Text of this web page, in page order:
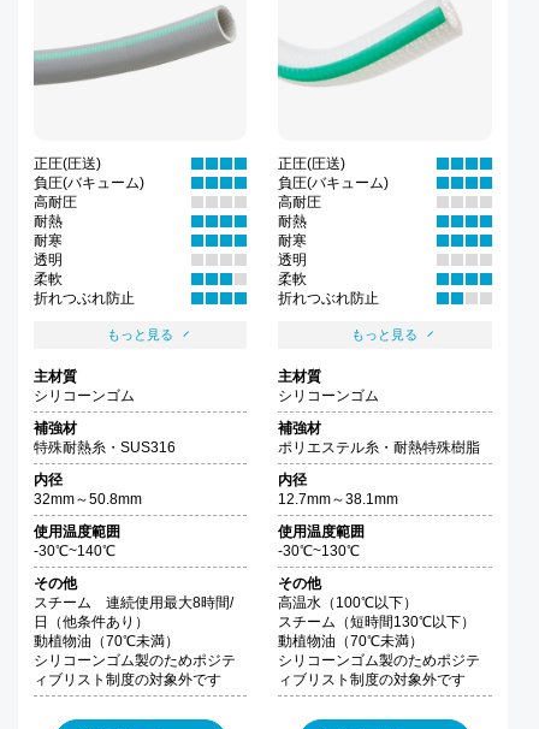
正圧(圧送)
負圧(バキューム)
高耐圧
耐熱
耐寒
透明
柔軟
折れつぶれ防止
もっと見る
主材質
シリコーンゴム
補強材
特殊耐熱糸・SUS316
内径
32mm～50.8mm
使用温度範囲
-30℃~140℃
その他
スチーム 連続使用最大8時間/
日（他条件あり）
動植物油（70℃未満）
シリコーンゴム製のためポジテ
ィブリスト制度の対象外です
正圧(圧送)
負圧(バキューム)
高耐圧
耐熱
耐寒
透明
柔軟
折れつぶれ防止
もっと見る
主材質
シリコーンゴム
補強材
ポリエステル糸・耐熱特殊樹脂
内径
12.7mm～38.1mm
使用温度範囲
-30℃~130℃
その他
高温水（100℃以下）
スチーム（短時間130℃以下）
動植物油（70℃未満）
シリコーンゴム製のためポジテ
ィブリスト制度の対象外です